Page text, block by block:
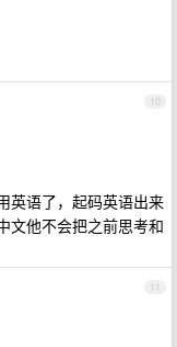
10
英语了，起码英语出来
文他不会把之前思考和
11